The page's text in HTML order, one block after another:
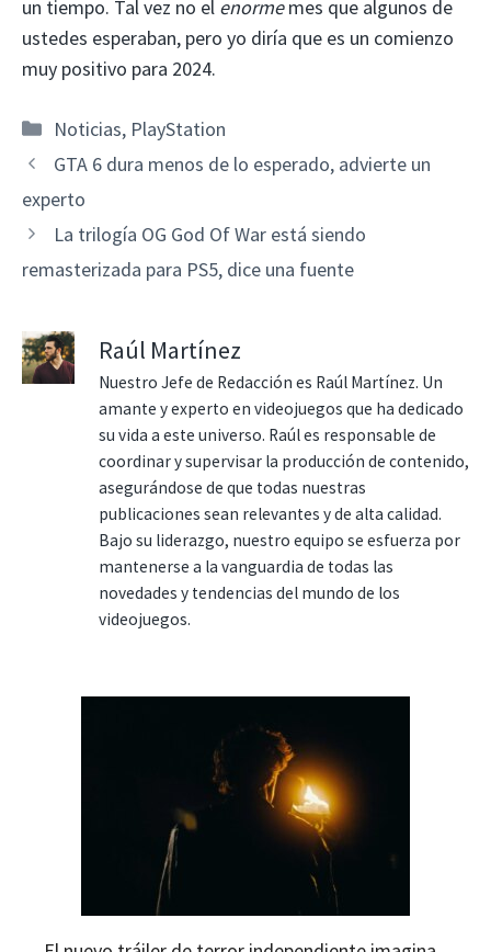
un tiempo. Tal vez no el enormemes que algunos de
ustedes esperaban, pero yo diría que es un comienzo
muy positivo para 2024.
Categorías
Noticias, PlayStation
GTA 6 dura menos de lo esperado, advierte un
experto
La trilogía OG God Of War está siendo
remasterizada para PS5, dice una fuente
Raúl Martínez
Nuestro Jefe de Redacción es Raúl Martínez. Un
amante y experto en videojuegos que ha dedicado
su vida a este universo. Raúl es responsable de
coordinar y supervisar la producción de contenido,
asegurándose de que todas nuestras
publicaciones sean relevantes y de alta calidad.
Bajo su liderazgo, nuestro equipo se esfuerza por
mantenerse a la vanguardia de todas las
novedades y tendencias del mundo de los
videojuegos.